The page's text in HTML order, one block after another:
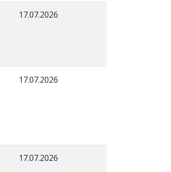
17.07.2026
17.07.2026
17.07.2026